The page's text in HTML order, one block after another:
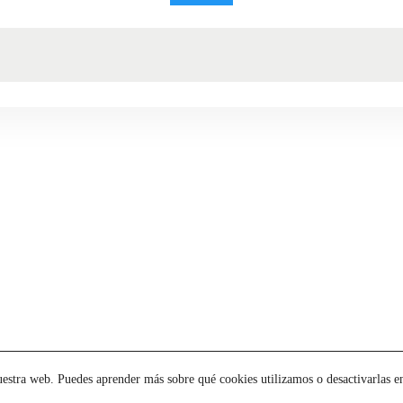
web. Puedes aprender más sobre qué cookies utilizamos o desactivarlas